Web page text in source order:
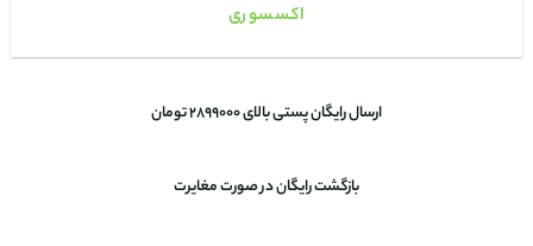
اکسسوری
ارسال رایگان پستی بالای 2899000 تومان
بازگشت رایگان در صورت مغایرت